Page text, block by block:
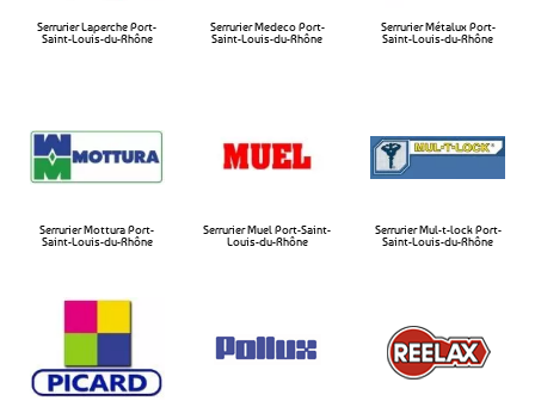
Serrurier Laperche Port-
Saint-Louis-du-Rhône​
Serrurier Medeco Port-
Saint-Louis-du-Rhône​
Serrurier Métalux Port-
Saint-Louis-du-Rhône​
Serrurier Mottura Port-
Saint-Louis-du-Rhône​
Serrurier Muel Port-Saint-
Louis-du-Rhône​
Serrurier Mul-t-lock Port-
Saint-Louis-du-Rhône​